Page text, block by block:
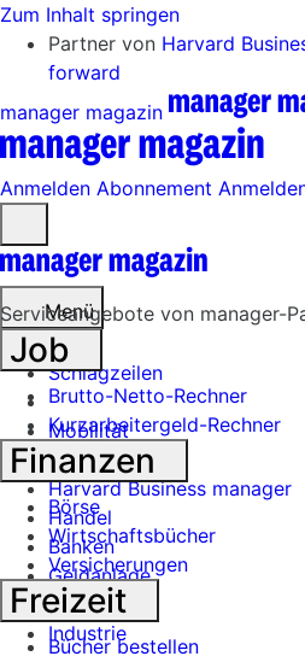
Zum Inhalt springen
Partner von Harvard
forward
manager magazin
Anmelden Abonnement
öffnen
Menü
Schlagzeilen
Mobilität
Tech
Harvard Business manager
Handel
Banken
Geldanlage
Börse
Industrie
Serviceangebote von manager-
Job
Brutto-Netto-Rechner
Kurzarbeitergeld-Rechner
Finanzen
Börse
Wirtschaftsbücher
Versicherungen
Freizeit
Bücher bestellen